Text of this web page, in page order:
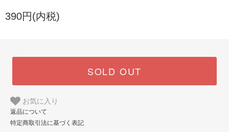
390円(内税)
SOLD OUT
お気に入り
返品について
特定商取引法に基づく表記